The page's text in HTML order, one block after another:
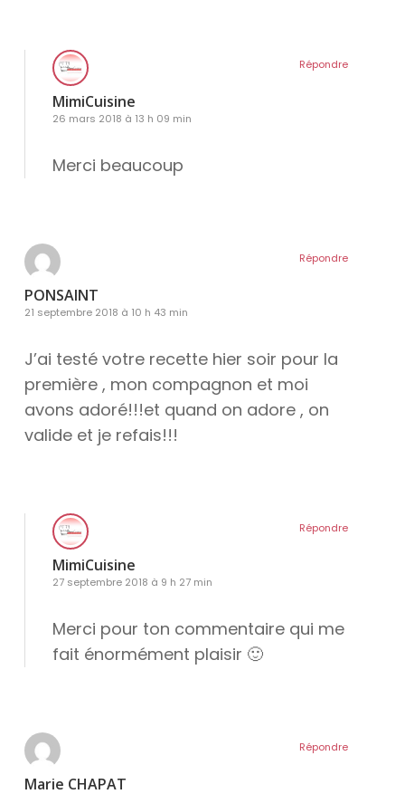
MimiCuisine
26 mars 2018 à 13 h 09 min
Merci beaucoup
Répondre
PONSAINT
21 septembre 2018 à 10 h 43 min
J’ai testé votre recette hier soir pour la
première , mon compagnon et moi
avons adoré!!!et quand on adore , on
valide et je refais!!!
Répondre
MimiCuisine
27 septembre 2018 à 9 h 27 min
Merci pour ton commentaire qui me
fait énormément plaisir 🙂
Répondre
Marie CHAPAT
Répondre